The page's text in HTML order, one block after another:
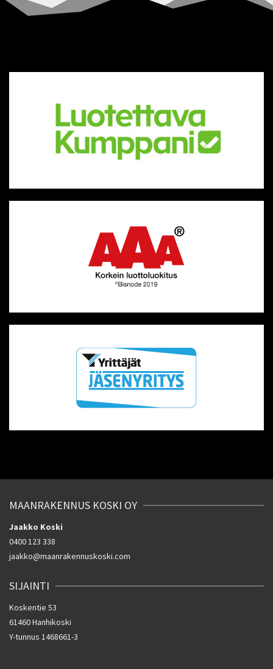
MAANRAKENNUS KOSKI OY
Jaakko Koski
0400 123 338
jaakko@maanrakennuskoski.com
SIJAINTI
Koskentie 53
61460 Hanhikoski
Y-tunnus 1468661-3